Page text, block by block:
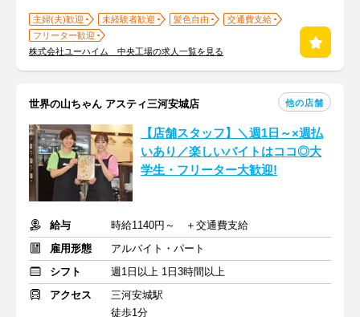
主婦(夫)歓迎 未経験者歓迎 髪色自由
交通費支給
フリーター歓迎
株式会社ユーハイム 中央工場の求人一覧を見る
世界の山ちゃん アスティ三河安城店 他の店舗
【店舗スタッフ】＼週1日～×週払
いあり／楽しいバイトはココ◎大
学生・フリーター大歓迎!
給与
時給1140円～ ＋交通費支給
雇用形態
アルバイト・パート
シフト
週1日以上 1日3時間以上
アクセス
三河安城駅
徒歩1分